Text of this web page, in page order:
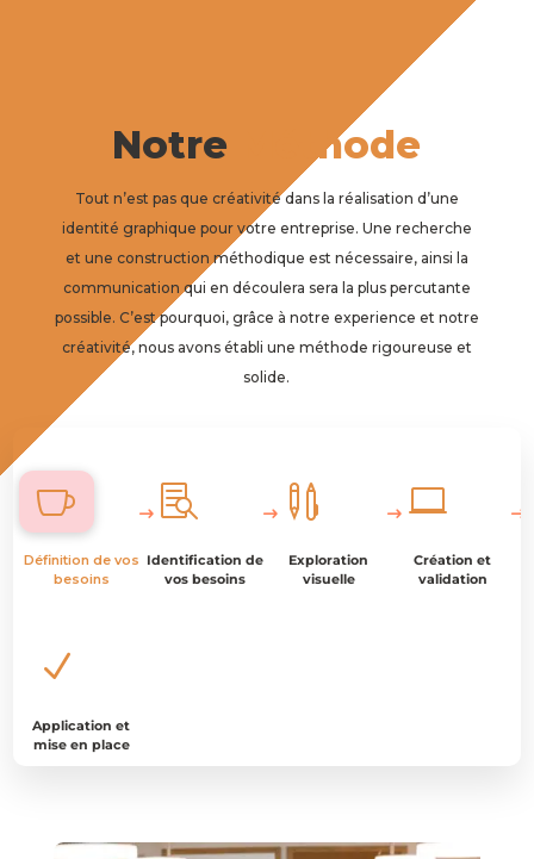
Notre Méthode
Tout n’est pas que créativité dans la réalisation d’une
identité graphique pour votre entreprise. Une recherche
et une construction méthodique est nécessaire, ainsi la
communication qui en découlera sera la plus percutante
possible. C’est pourquoi, grâce à notre experience et notre
créativité, nous avons établi une méthode rigoureuse et
solide.

Définition de vos
besoins

Identification de
vos besoins

Exploration
visuelle

Création et
validation
N
Application et
mise en place